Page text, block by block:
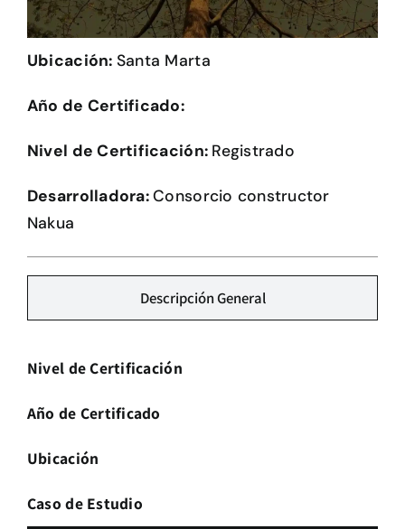
Herramientas
Credenciales
Ubicación: Santa Marta
Año de Certificado:
Nivel de Certificación: Registrado
Desarrolladora:Consorcio constructor
Nakua
Descripción General
Nivel de Certificación
Año de Certificado
Ubicación
Caso de Estudio